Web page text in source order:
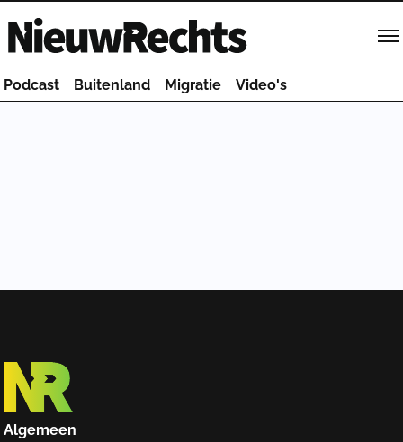
Homepage van NieuwRechts
Podcast Buitenland Migratie Video's
Algemeen